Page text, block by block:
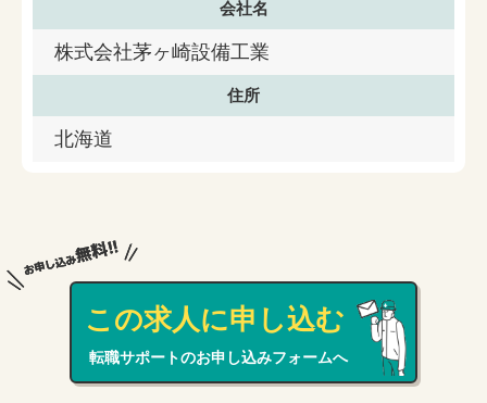
会社名
株式会社茅ヶ崎設備工業
住所
北海道
この求人に申し込む
転職サポートのお申し込みフォームへ